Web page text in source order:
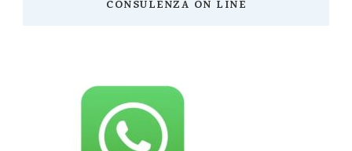
CONSULENZA ON LINE